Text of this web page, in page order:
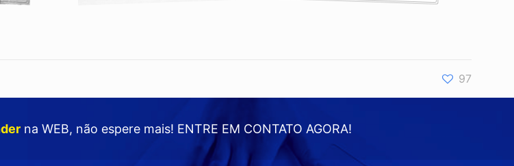
97
na WEB, não espere mais! ENTRE EM CONTATO AGORA!